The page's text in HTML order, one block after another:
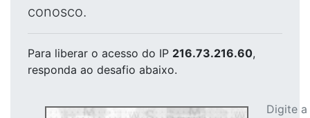
conosco.
Para liberar o acesso do IP 216.73.216.60,
responda ao desafio abaixo.
Digite